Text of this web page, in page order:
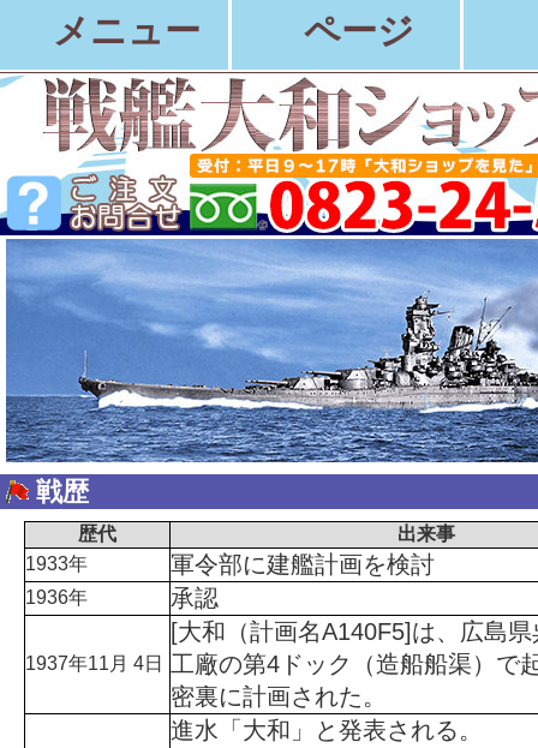
メニュー ページ
戦歴
歴代
出来事
1933年
軍令部に建艦計画を検討
1936年 承認
1937年11月 4日
[大和（計画名A140F5]は、広島
工廠の第4ドック（造船船渠）で
密裏に計画された。
進水「大和」と発表される。